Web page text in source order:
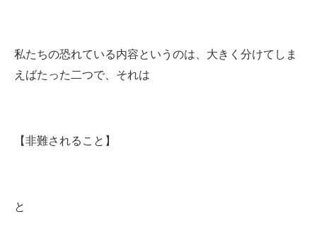
私たちの恐れている内容というのは、大きく分けてしま
えばたった二つで、それは
【非難されること】
と